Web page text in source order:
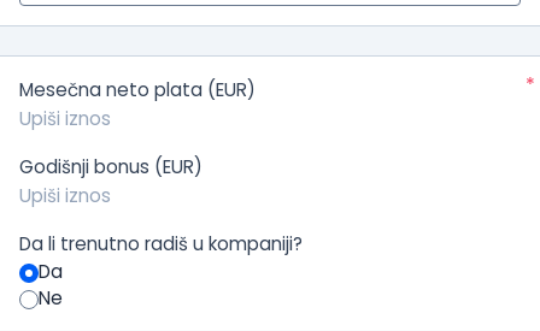
Mesečna neto plata (EUR) *
Godišnji bonus (EUR)
Da li trenutno radiš u kompaniji?
Da
Ne